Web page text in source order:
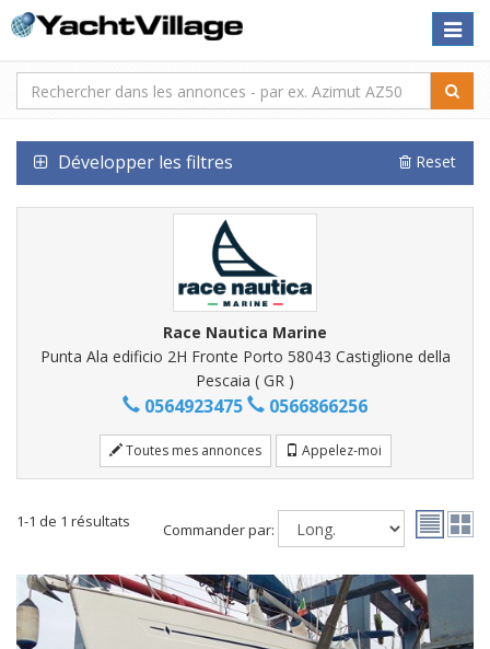
Toggle
Développer les filtres Reset
Race Nautica Marine
Punta Ala edificio 2H Fronte Porto 58043 Castiglione della
Pescaia ( GR )
0564923475 0566866256
Toutes mes annonces Appelez-moi
1-1 de 1 résultats Commander par: